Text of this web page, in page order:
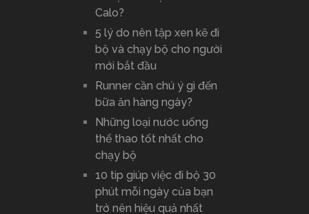
Calo?
5 lý do nên tập xen kẽ đi
bộ và chạy bộ cho người
mới bắt đầu
Runner cần chú ý gì đến
bữa ăn hàng ngày?
Những loại nước uống
thể thao tốt nhất cho
chạy bộ
10 tip giúp việc đi bộ 30
phút mỗi ngày của bạn
trở nên hiệu quả nhất